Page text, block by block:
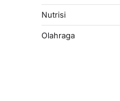
Nutrisi
Olahraga